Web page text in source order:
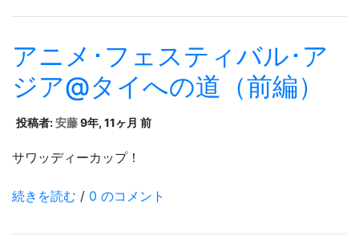
アニメ･フェスティバル･ア
ジア@タイへの道（前編）
投稿者:安藤9年, 11ヶ月 前
サワッディーカップ！
続きを読む / 0 のコメント